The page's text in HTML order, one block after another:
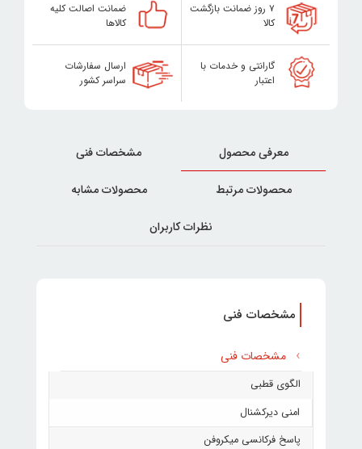
۷ روز ضمانت بازگشت
کالا
ضمانت اصالت کلیه
کالاها
گارانتی و خدمات با
اعتبار
ارسال سفارشات
سراسر کشور
معرفی محصول مشخصات فنی
محصولات مرتبط محصولات مشابه
نظرات کاربران
مشخصات فنی
مشخصات فنی
الگوی قطبی
امنی دیرکشنال
پاسخ فرکانسی میکروفن